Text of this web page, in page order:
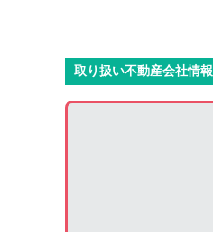
取り扱い不動産会社情報